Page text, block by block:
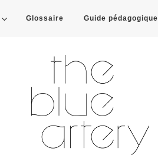
Glossaire Guide pédagogique